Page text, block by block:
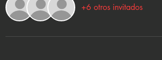
+6 otros invitados